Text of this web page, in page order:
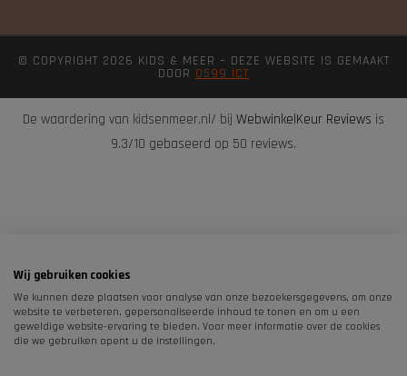
© COPYRIGHT 2026 KIDS & MEER – DEZE WEBSITE IS GEMAAKT
DOOR 0599 ICT
De waardering van kidsenmeer.nl/ bij WebwinkelKeur Reviews is
9.3/10 gebaseerd op 50 reviews.
Wij gebruiken cookies
We kunnen deze plaatsen voor analyse van onze bezoekersgegevens, om onze
website te verbeteren, gepersonaliseerde inhoud te tonen en om u een
geweldige website-ervaring te bieden. Voor meer informatie over de cookies
die we gebruiken opent u de instellingen.